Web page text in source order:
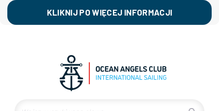
KLIKNIJ PO WIĘCEJ INFORMACJI